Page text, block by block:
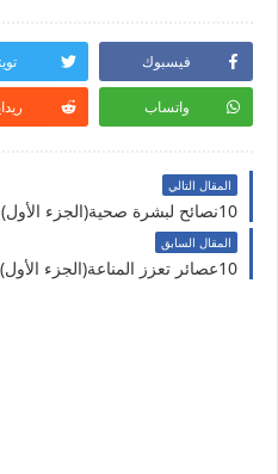
فيسبوك
واتساب
المقال التالي
10نصائح لبشرة صحية(الجزء الأول)
المقال السابق
10عصائر تعزز المناعة(الجزء الأول)